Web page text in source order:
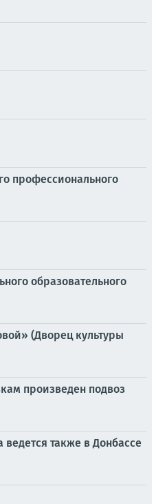
профессионального
образовательного
(Дворец культуры
произведен подвоз
также в Донбассе